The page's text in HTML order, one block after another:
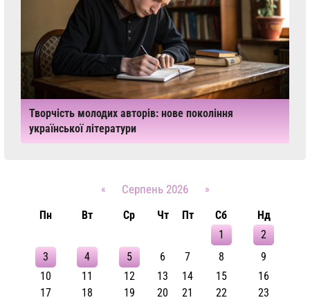
Творчість молодих авторів: нове покоління
української літератури
« Серпень 2026
»
Пн
Вт Ср Чт Пт Сб
Нд
1
2
3
4 5 6 7 8
9
10
11 12 13 14 15
16
17
18 19 20 21 22
23